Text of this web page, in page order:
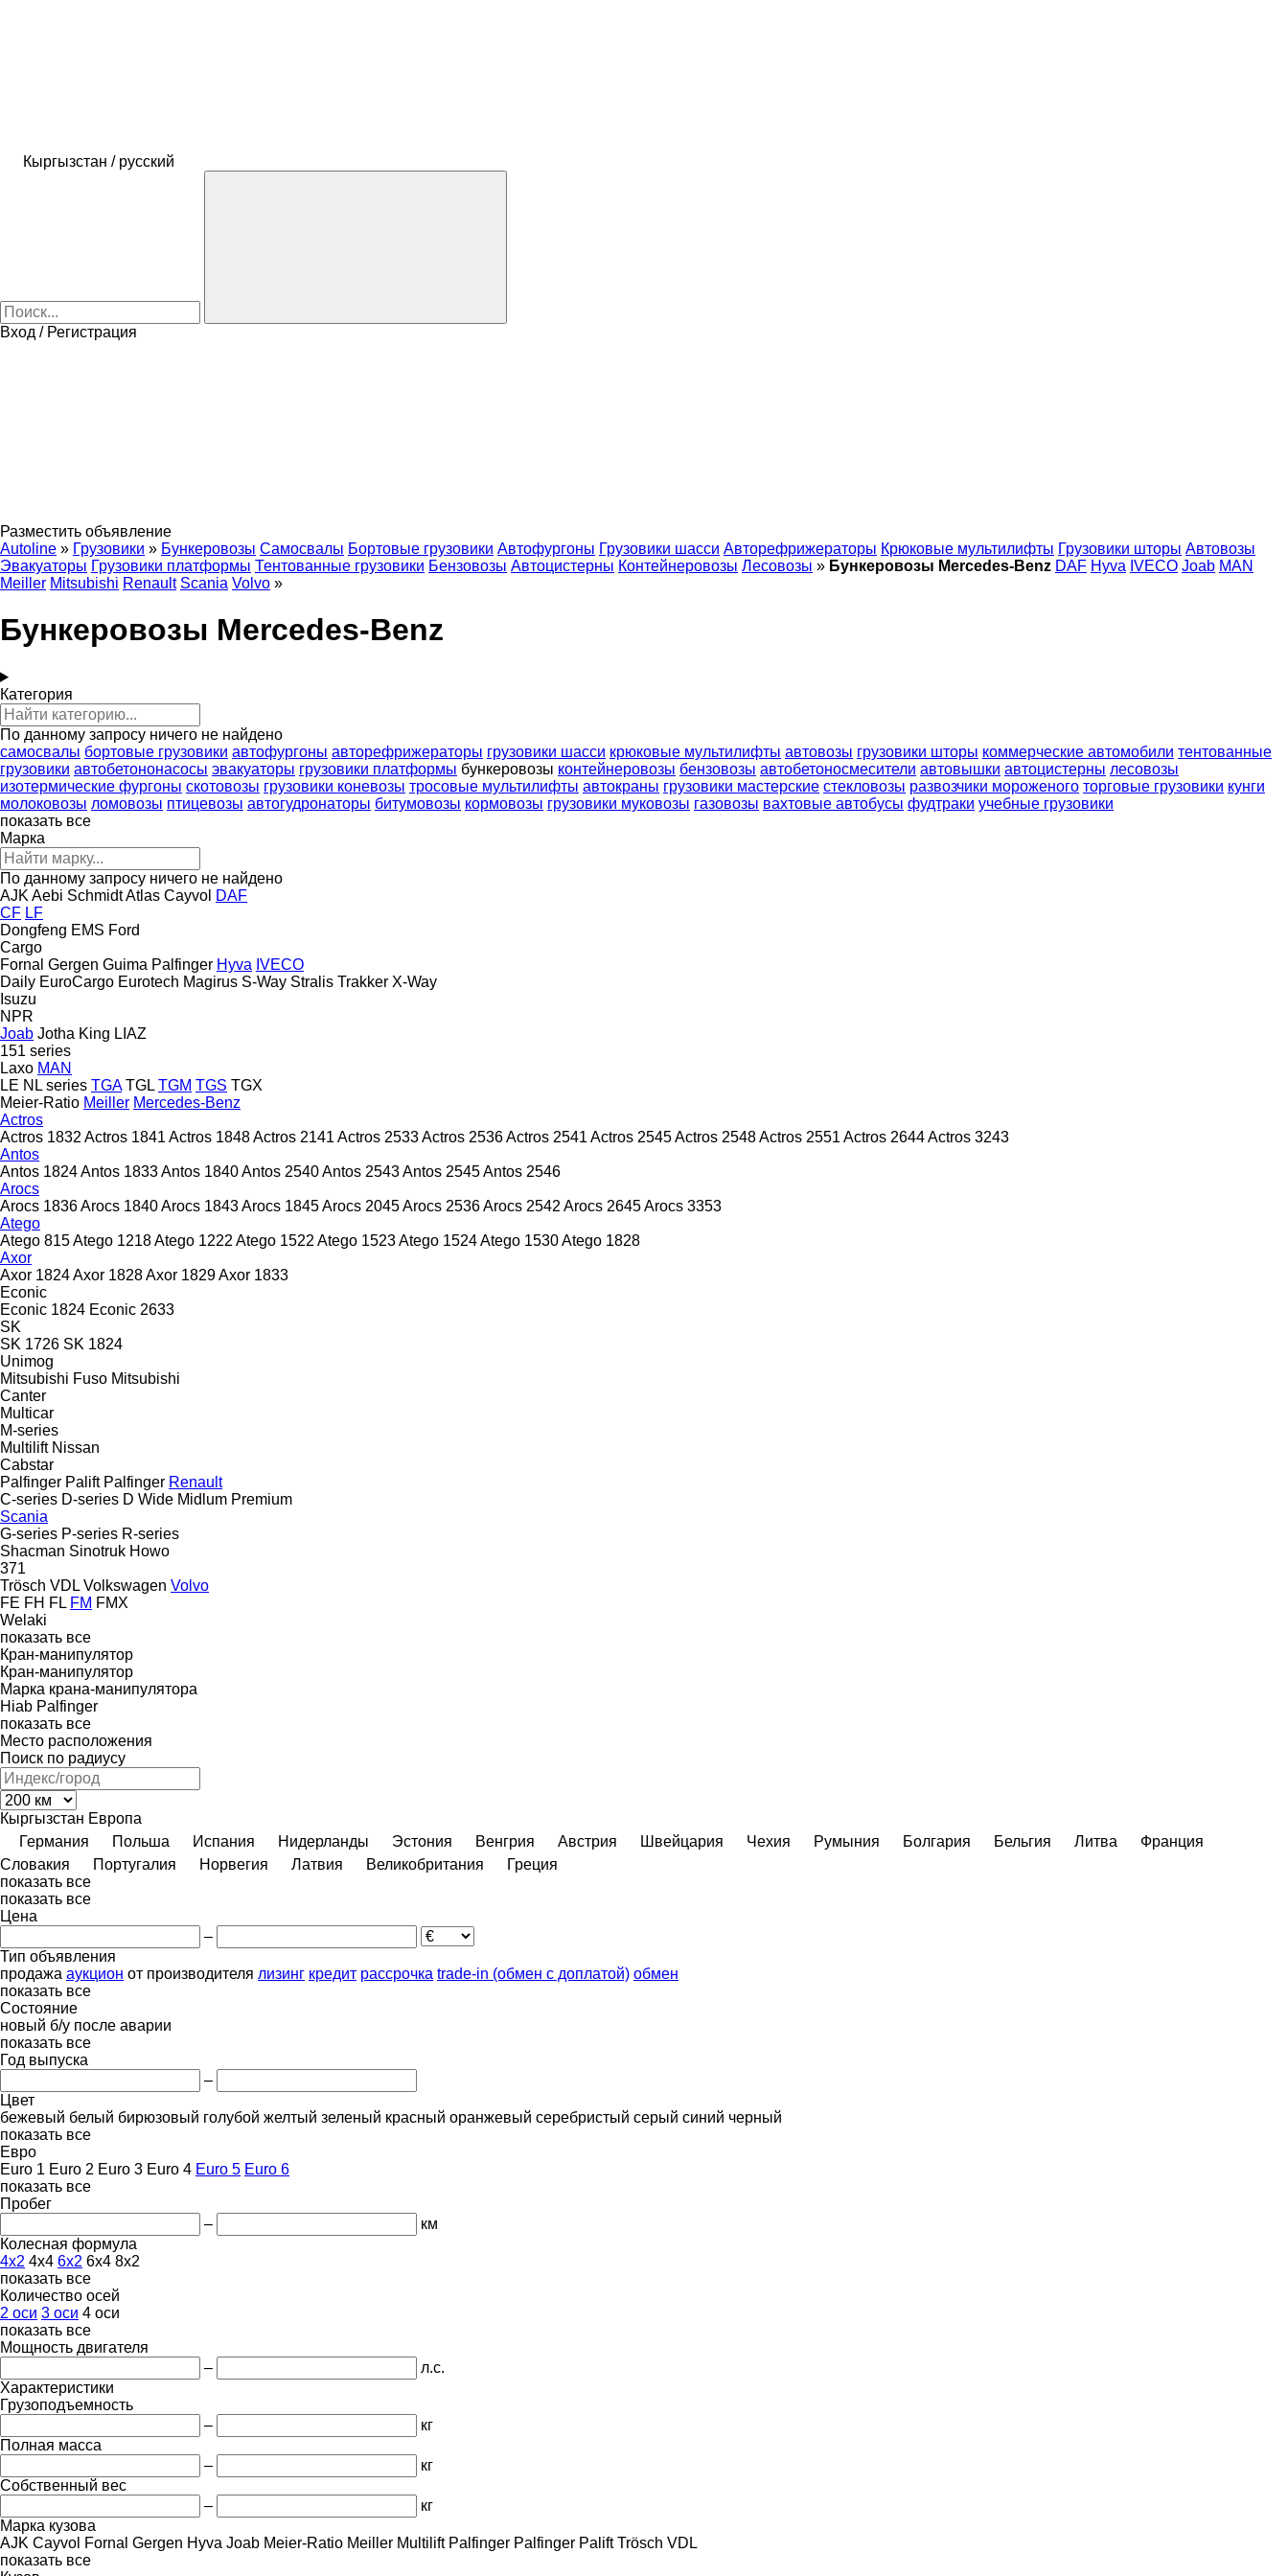
Кыргызстан / русский
Вход / Регистрация
Разместить объявление
Autoline » Грузовики » Бункеровозы Самосвалы Бортовые грузовики Автофургоны Грузовики шасси Авторефрижераторы Крюковые мультилифты Грузовики шторы Автовозы
Эвакуаторы Грузовики платформы Тентованные грузовики Бензовозы Автоцистерны Контейнеровозы Лесовозы » Бункеровозы Mercedes-Benz DAF Hyva IVECO Joab MAN
Meiller Mitsubishi Renault Scania Volvo »
Бункеровозы Mercedes-Benz
Категория
По данному запросу ничего не найдено
самосвалы бортовые грузовики автофургоны авторефрижераторы грузовики шасси крюковые мультилифты автовозы грузовики шторы коммерческие автомобили тентованные
грузовики автобетононасосы эвакуаторы грузовики платформы бункеровозы контейнеровозы бензовозы автобетоносмесители автовышки автоцистерны лесовозы
изотермические фургоны скотовозы грузовики коневозы тросовые мультилифты автокраны грузовики мастерские стекловозы развозчики мороженого торговые грузовики кунги
молоковозы ломовозы птицевозы автогудронаторы битумовозы кормовозы грузовики муковозы газовозы вахтовые автобусы фудтраки учебные грузовики
показать все
Марка
По данному запросу ничего не найдено
AJK Aebi SchmidtAtlas Cayvol DAF
CF LF
Dongfeng EMS Ford
Cargo
Fornal Gergen Guima Palfinger Hyva IVECO
Daily EuroCargo Eurotech Magirus S-Way Stralis Trakker X-Way
Isuzu
NPR
Joab Jotha King LIAZ
151 series
Laxo MAN
LE NL series TGA TGL TGM TGS TGX
Meier-Ratio Meiller Mercedes-Benz
Actros
Actros 1832 Actros 1841 Actros 1848Actros 2141 Actros 2533Actros 2536Actros 2541 Actros 2545Actros 2548Actros 2551 Actros 2644Actros 3243
Antos
Antos 1824Antos 1833Antos 1840Antos 2540Antos 2543Antos 2545Antos 2546
Arocs
Arocs 1836Arocs 1840Arocs 1843Arocs 1845Arocs 2045Arocs 2536Arocs 2542 Arocs 2645Arocs 3353
Atego
Atego 815Atego 1218Atego 1222 Atego 1522 Atego 1523Atego 1524Atego 1530Atego 1828
Axor
Axor 1824Axor 1828Axor 1829Axor 1833
Econic
Econic 1824 Econic 2633
SK
SK 1726 SK 1824
Unimog
Mitsubishi Fuso Mitsubishi
Canter
Multicar
M-series
Multilift Nissan
Cabstar
Palfinger Palift Palfinger Renault
C-series D-series D Wide Midlum Premium
Scania
G-series P-series R-series
Shacman Sinotruk Howo
371
Trösch VDL Volkswagen Volvo
FE FH FL FM FMX
Welaki
показать все
Кран-манипулятор
Кран-манипулятор
Марка крана-манипулятора
Hiab Palfinger
показать все
Место расположения
Поиск по радиусу
Кыргызстан Европа
Германия
Польша Испания Нидерланды Эстония Венгрия Австрия Швейцария Чехия Румыния Болгария Бельгия Литва
Франция
Словакия
Португалия Норвегия Латвия Великобритания
Греция
показать все
показать все
Цена
–
Тип объявления
продажа аукцион от производителя лизинг кредит рассрочка trade-in (обмен с доплатой) обмен
показать все
Состояние
новый б/у после аварии
показать все
Год выпуска
–
Цвет
бежевый белый бирюзовый голубой желтый зеленый красный оранжевый серебристый серый синий черный
показать все
Евро
Euro 1 Euro 2 Euro 3 Euro 4 Euro 5 Euro 6
показать все
Пробег
–
км
Колесная формула
4x2 4x4 6x2 6x4 8x2
показать все
Количество осей
2 оси 3 оси 4 оси
показать все
Мощность двигателя
–
л.с.
Характеристики
Грузоподъемность
–
кг
Полная масса
–
кг
Собственный вес
–
кг
Марка кузова
AJK Cayvol Fornal Gergen Hyva Joab Meier-Ratio Meiller Multilift Palfinger Palfinger Palift Trösch VDL
показать все